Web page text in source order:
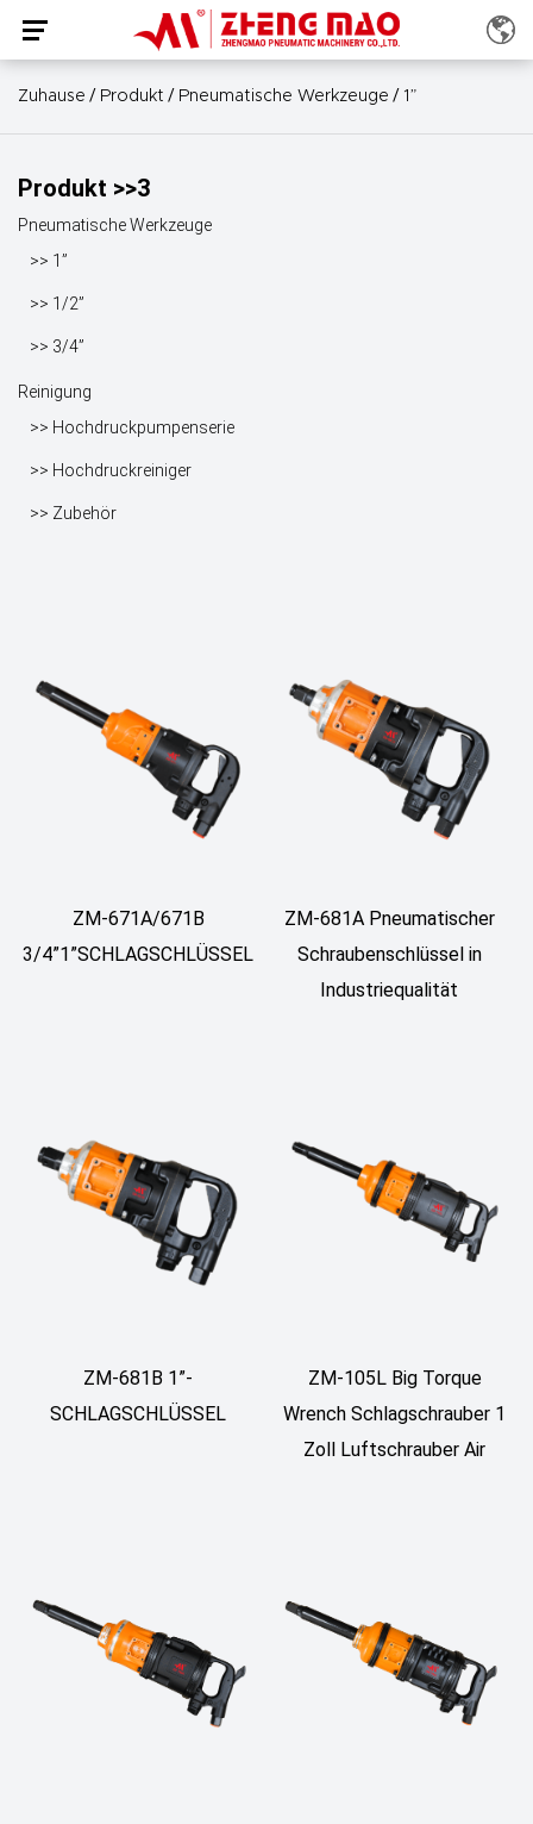
Zuhause / Produkt / Pneumatische Werkzeuge / 1”
Produkt >>3
Pneumatische Werkzeuge
>> 1”
>> 1/2”
>> 3/4”
Reinigung
>> Hochdruckpumpenserie
>> Hochdruckreiniger
>> Zubehör
ZM-671A/671B
3/4”1”SCHLAGSCHLÜSSEL
ZM-681A Pneumatischer
Schraubenschlüssel in
Industriequalität
ZM-681B 1”-
SCHLAGSCHLÜSSEL
ZM-105L Big Torque
Wrench Schlagschrauber 1
Zoll Luftschrauber Air